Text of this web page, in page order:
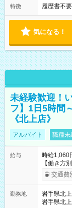
特徴 履歴書不要
気になる！
未経験歓迎！
フ】1日5時間
《北上店》
アルバイト 職種未
給与
時給1,060
【働き方
8時間×週5 ⇒月給：
に働けます！ 《昇給》 あり※会社業績による 《賞与
月4万円) ●資
用期間なし
交通費
勤務地
岩手県北
岩手県北